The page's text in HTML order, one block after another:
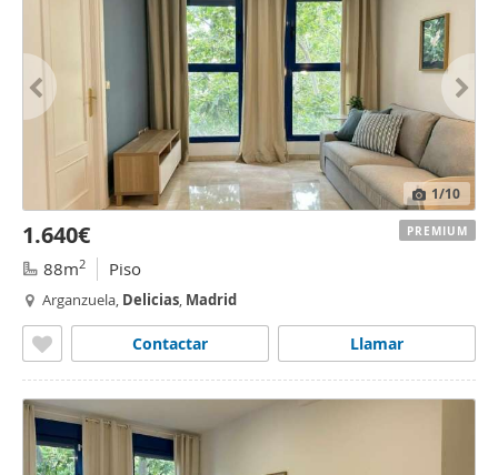
1/10
1.640€
88m2 Piso
Arganzuela, Delicias, Madrid
Llamar
Contactar
PREMIUM